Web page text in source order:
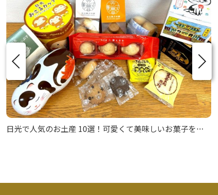
日光で人気のお土産 10選！可愛くて美味しいお菓子を紹介！